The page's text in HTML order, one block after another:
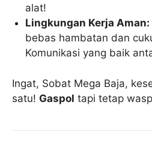
alat!
Lingkungan Kerja Aman:
bebas hambatan dan
Komunikasi yang baik
Ingat, Sobat Mega Baja,
satu! Gaspol tapi tetap